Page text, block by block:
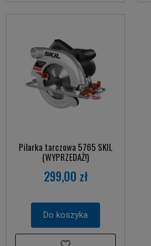
Pilarka tarczowa 5765 SKIL
(WYPRZEDAŻ!)
299,00 zł
Do koszyka